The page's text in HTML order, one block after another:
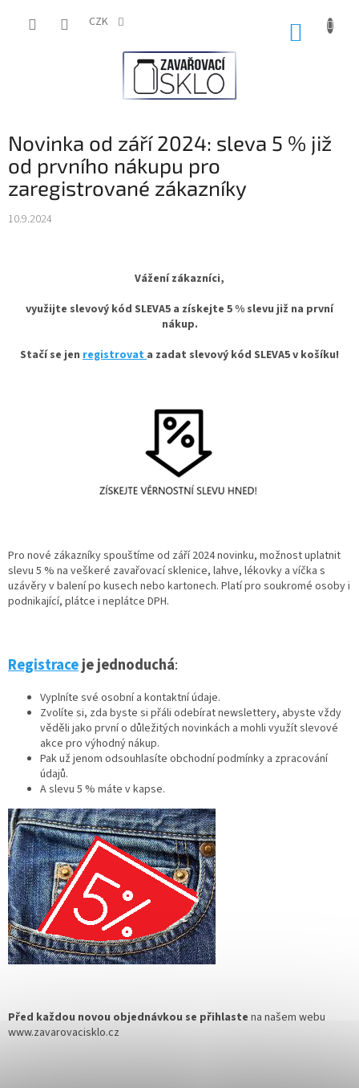
CZK
Novinka od září 2024: sleva 5 % již
od prvního nákupu pro
zaregistrované zákazníky
10.9.2024
Vážení zákazníci,
využijte slevový kód SLEVA5 a získejte 5 % slevu již na první
nákup.
Stačí se jen registrovat a zadat slevový kód SLEVA5 v košíku!
Pro nové zákazníky spouštíme od září 2024 novinku, možnost uplatnit
slevu 5 % na veškeré zavařovací sklenice, lahve, lékovky a víčka s
uzávěry v balení po kusech nebo kartonech. Platí pro soukromé osoby i
podnikající, plátce i neplátce DPH.
Registraceje jednoduchá:
Vyplníte své osobní a kontaktní údaje.
Zvolíte si, zda byste si přáli odebírat newslettery, abyste vždy
věděli jako první o důležitých novinkách a mohli využít slevové
akce pro výhodný nákup.
Pak už jenom odsouhlasíte obchodní podmínky a zpracování
údajů.
A slevu 5 % máte v kapse.
Před každou novou objednávkou se přihlaste na našem webu
www.zavarovacisklo.cz